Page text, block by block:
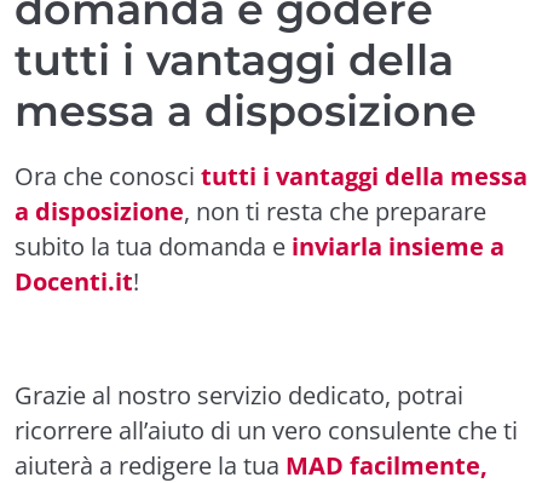
tutti i vantaggi della
messa a disposizione
Ora che conosci tutti i vantaggi della messa
a disposizione, non ti resta che preparare
subito la tua domanda e inviarla insieme a
Docenti.it!
Grazie al nostro servizio dedicato, potrai
ricorrere all’aiuto di un vero consulente che ti
aiuterà a redigere la tua MAD facilmente,